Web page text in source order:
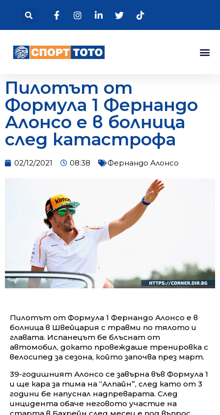
Пилотът от
Формула 1 Фернандо
Алонсо е в болница
след катастрофа
02/12/2021 08:38 Фернандо Алонсо
Пилотът от Формула 1 Фернандо Алонсо е в
болница в Швейцария с травми по тялото и
главата. Испанецът бе блъснат от
автомобил, докато провеждаше тренировка с
велосипед за сезона, който започва през март.
39-годишният Алонсо се завърна във Формула 1
и ще кара за тима на “Алпайн”, след като от 3
години бе напуснал надпреварата. След
инцидента обаче неговото участие на